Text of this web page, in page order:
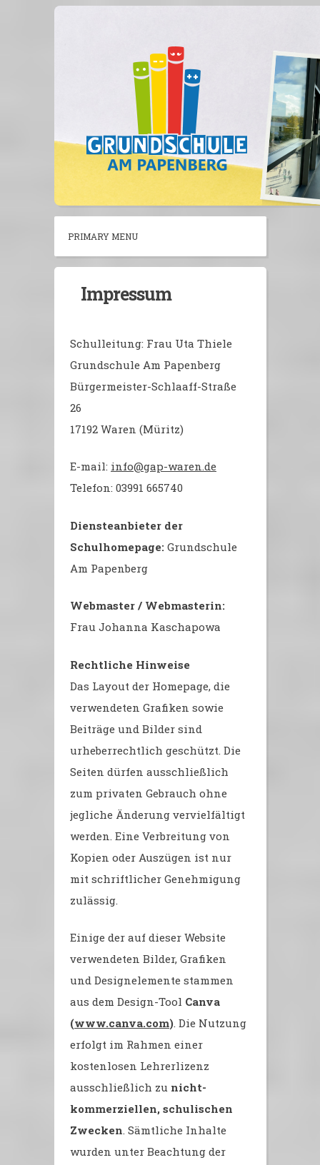
PRIMARY MENU
Impressum
Schulleitung: Frau Uta Thiele
Grundschule Am Papenberg
Bürgermeister-Schlaaff-Straße
26
17192 Waren (Müritz)
E-mail: info@gap-waren.de
Telefon: 03991 665740
Diensteanbieter der
Schulhomepage: Grundschule
Am Papenberg
Webmaster / Webmasterin:
Frau Johanna Kaschapowa
Rechtliche Hinweise
Das Layout der Homepage, die
verwendeten Grafiken sowie
Beiträge und Bilder sind
urheberrechtlich geschützt. Die
Seiten dürfen ausschließlich
zum privaten Gebrauch ohne
jegliche Änderung vervielfältigt
werden. Eine Verbreitung von
Kopien oder Auszügen ist nur
mit schriftlicher Genehmigung
zulässig.
Einige der auf dieser Website
verwendeten Bilder, Grafiken
und Designelemente stammen
aus dem Design-Tool Canva
(www.canva.com). Die Nutzung
erfolgt im Rahmen einer
kostenlosen Lehrerlizenz
ausschließlich zu nicht-
kommerziellen, schulischen
Zwecken. Sämtliche Inhalte
wurden unter Beachtung der